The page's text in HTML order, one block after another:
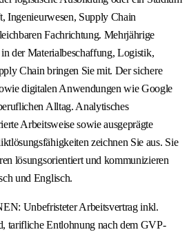
Ingenieurwesen, Supply Chain
Fachrichtung. Mehrjährige
der Materialbeschaffung, Logistik,
Chain bringen Sie mit. Der sichere
digitalen Anwendungen wie Google
Alltag. Analytisches
Arbeitsweise sowie ausgeprägte
zeichnen Sie aus. Sie
lösungsorientiert und kommunizieren
und Englisch.
Unbefristeter Arbeitsvertrag inkl.
tarifliche Entlohnung nach dem GVP-